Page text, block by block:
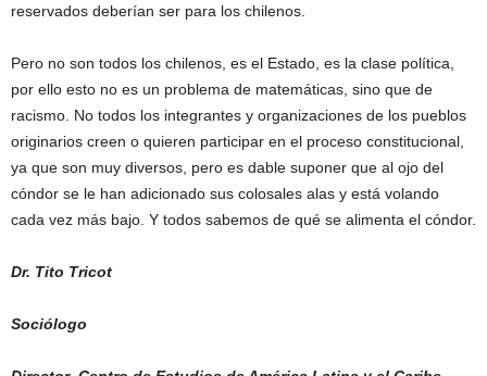
reservados deberían ser para los chilenos.
Pero no son todos los chilenos, es el Estado, es la clase política,
por ello esto no es un problema de matemáticas, sino que de
racismo. No todos los integrantes y organizaciones de los pueblos
originarios creen o quieren participar en el proceso constitucional,
ya que son muy diversos, pero es dable suponer que al ojo del
cóndor se le han adicionado sus colosales alas y está volando
cada vez más bajo. Y todos sabemos de qué se alimenta el cóndor.
Dr. Tito Tricot
Sociólogo